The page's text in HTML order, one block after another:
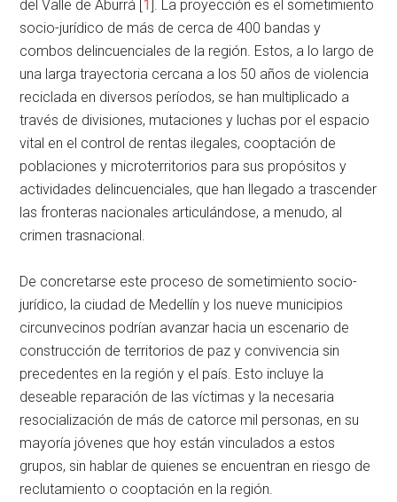
del Valle de Aburrá [1]. La proyección es el sometimiento
socio-jurídico de más de cerca de 400 bandas y
combos delincuenciales de la región. Estos, a lo largo de
una larga trayectoria cercana a los 50 años de violencia
reciclada en diversos períodos, se han multiplicado a
través de divisiones, mutaciones y luchas por el espacio
vital en el control de rentas ilegales, cooptación de
poblaciones y microterritorios para sus propósitos y
actividades delincuenciales, que han llegado a trascender
las fronteras nacionales articulándose, a menudo, al
crimen trasnacional.
De concretarse este proceso de sometimiento socio-
jurídico, la ciudad de Medellín y los nueve municipios
circunvecinos podrían avanzar hacia un escenario de
construcción de territorios de paz y convivencia sin
precedentes en la región y el país. Esto incluye la
deseable reparación de las víctimas y la necesaria
resocialización de más de catorce mil personas, en su
mayoría jóvenes que hoy están vinculados a estos
grupos, sin hablar de quienes se encuentran en riesgo de
reclutamiento o cooptación en la región.